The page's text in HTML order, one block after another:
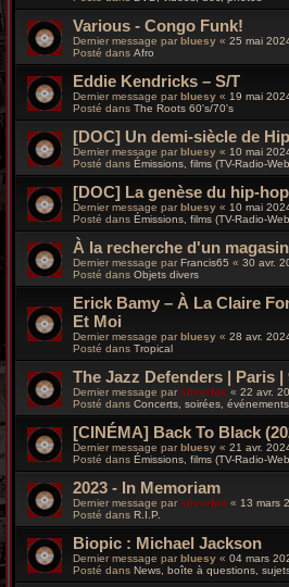
Various - Congo Funk!
Dernier message par bluesy « 25 mai
Posté dans Afro
Eddie Kendricks – S/T
Dernier message parbluesy « 19 mai
Posté dans The Roots 60's/70's
[DOC] Un demi-siècle de
Dernier message par bluesy « 10 mai
Posté dans Émissions, films (TV-Radio-
[DOC] La genèse du hip-
Dernier message parbluesy « 10 mai
Posté dans Émissions, films (TV-Radio-
À la recherche d'un magasin
Dernier message par Francis65 « 30 avr.
Posté dans Objets divers
Erick Bamy – À La Claire
Et Moi
Dernier message par bluesy « 28 avr.
Posté dans Tropical
The Jazz Defenders | Paris |
Dernier message par silverfox « 22 avr.
Posté dans Concerts, soirées, événements
[CINÉMA] Back To Black
Dernier message parbluesy « 21 avr.
Posté dans Émissions, films (TV-Radio-
2023 - In Memoriam
Dernier message par silverfox « 13 mars
Posté dans R.I.P.
Biopic : Michael Jackson
Dernier message parbluesy « 04 mars
Posté dans News, boîte à questions,